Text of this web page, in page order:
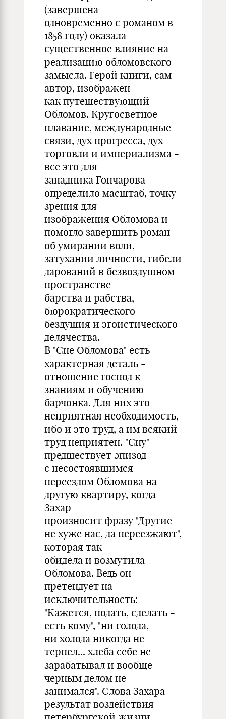
(завершена
одновременно с романом в
1858 году) оказала
существенное влияние на
реализацию обломовского
замысла. Герой книги, сам
автор, изображен
как путешествующий
Обломов. Кругосветное
плавание, международные
связи, дух прогресса, дух
торговли и империализма -
все это для
западника Гончарова
определило масштаб, точку
зрения для
изображения Обломова и
помогло завершить роман
об умирании воли,
затухании личности, гибели
дарований в безвоздушном
пространстве
барства и рабства,
бюрократического
бездушия и эгоистического
делячества.
В "Сне Обломова" есть
характерная деталь -
отношение господ к
знаниям и обучению
барчонка. Для них это
неприятная необходимость,
ибо и это труд, а им всякий
труд неприятен. "Сну"
предшествует эпизод
с несостоявшимся
переездом Обломова на
другую квартиру, когда
Захар
произносит фразу "Другие
не хуже нас, да переезжают",
которая так
обидела и возмутила
Обломова. Ведь он
претендует на
исключительность:
"Кажется, подать, сделать -
есть кому", "ни голода,
ни холода никогда не
терпел... хлеба себе не
зарабатывал и вообще
черным делом не
занимался". Слова Захара -
результат воздействия